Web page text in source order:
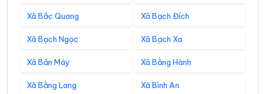
Xã Bắc Quang Xã Bạch Đích
Xã Bạch Ngọc Xã Bạch Xa
Xã Bản Máy Xã Bằng Hành
Xã Bằng Lang Xã Bình An